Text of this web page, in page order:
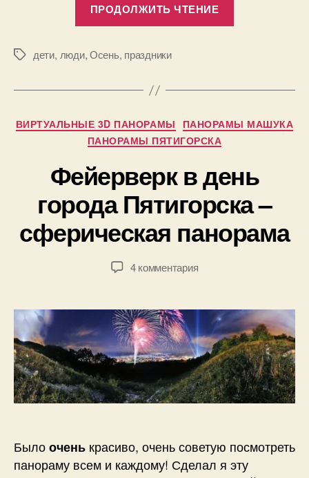
ПРОДОЛЖИТЬ ЧТЕНИЕ
лето?»
Меткидети, люди,Осень, праздники
Рубрики
ВИРТУАЛЬНЫЕ 3D ПАНОРАМЫ
ПАНОРАМЫ МАШУКА
ПАНОРАМЫ ПЯТИГОРСКА
Фейерверк в день
города Пятигорска –
сферическая панорама
записи
А
в
о
р
:
П
а
в
л
г
д
а
н
о
в
записи
5
.
1
0
4 комментарияк
в
день
города
Пятигорска
–
сферическая
панорама
Былоочень красиво, очень советую посмотреть
панораму всем и каждому! Сделал я эту